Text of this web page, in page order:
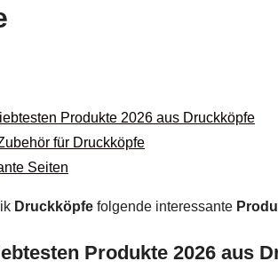
Produkte 2026 aus Druckköpfe
für Druckköpfe
Seiten
Druckköpfe folgende interessante
Produkte 2026 aus